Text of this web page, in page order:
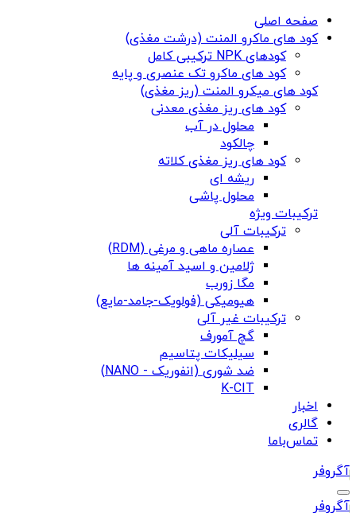
صفحه اصلی
کود های ماکرو المنت (درشت مغذی)
کودهای NPK ترکیبی کامل
کود های ماکرو تک عنصری و پایه
کود های میکرو المنت (ریز مغذی)
کود های ریز مغذی معدنی
محلول در آب
چالکود
کود های ریز مغذی کلاته
ریشه ای
محلول پاشی
ترکیبات ویژه
ترکیبات آلی
عصاره ماهی و مرغی (RDM)
ژلامین و اسید آمینه ها
مگا زورب
هیومیکی (فولویک-جامد-مایع)
ترکیبات غیر آلی
گچ آمورف
سیلیکات پتاسیم
ضد شوری (انفوریک - NANO)
K-CIT
اخبار
گالری
تماس‌باما
آگروفر
آگروفر